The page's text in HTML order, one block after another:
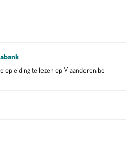
opleiding te lezen op Vlaanderen.be